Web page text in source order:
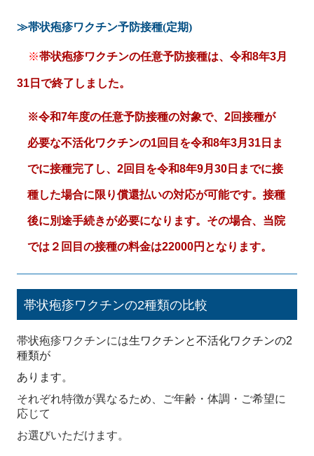
≫帯状疱疹ワクチン予防接種(定期)
※帯状疱疹ワクチンの任意予防接種は、令和8年3月
31日で終了しました。
※令和7年度の任意予防接種の対象で、2回接種が
必要な不活化ワクチンの1回目を令和8年3月31日ま
でに接種完了し、2回目を令和8年9月30日までに接
種した場合に限り償還払いの対応が可能です。接種
後に別途手続きが必要になります。その場合、当院
では２回目の接種の料金は22000円となります。
帯状疱疹ワクチンの2種類の比較
帯状疱疹ワクチンには生ワクチンと不活化ワクチンの2
種類が
あります。
それぞれ特徴が異なるため、ご年齢・体調・ご希望に
応じて
お選びいただけます。